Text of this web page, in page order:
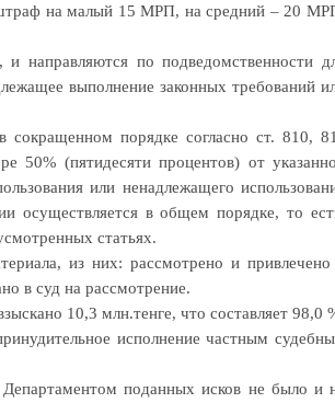
штраф на малый 15 МРП, на средний – 20
направляются по подведомственности
выполнение законных требований
сокращенном порядке согласно ст. 810,
50% (пятидесяти процентов) от
или ненадлежащего
осуществляется в общем порядке, то
статьях.
из них: рассмотрено и
в суд на рассмотрение.
10,3 млн.тенге, что составляет 98,0
исполнение частным
поданных исков не было и